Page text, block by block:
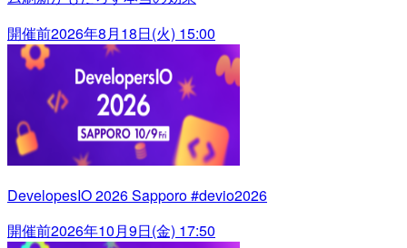
開催前2026年8月18日(火) 15:00
DevelopesIO 2026 Sapporo #devio2026
開催前2026年10月9日(金) 17:50